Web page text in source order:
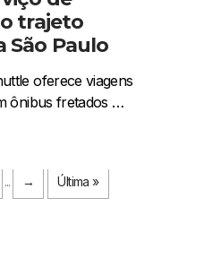
trajeto
São Paulo
oferece viagens
ônibus fretados …
... → Última »